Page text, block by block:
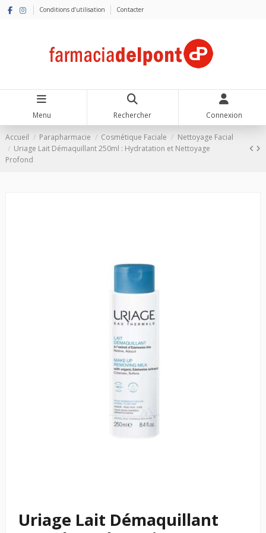
Conditions d’utilisation Contacter
Menu Rechercher Connexion
Accueil Parapharmacie Cosmétique Faciale
Nettoyage Facial
Uriage Lait Démaquillant 250ml : Hydratation et Nettoyage
Profond
Uriage Lait Démaquillant